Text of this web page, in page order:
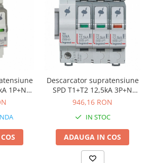
1P+N
Descarcator supratensiune
SPD T1+T2 12,5kA 3P+N
stanga Legrand 412275
946,16 RON
IN STOC
ADAUGA IN COS